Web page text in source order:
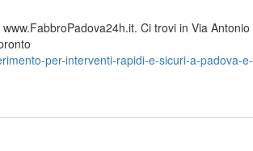
Ci trovi in Via Antonio
per-interventi-rapidi-e-sicuri-a-padova-e-